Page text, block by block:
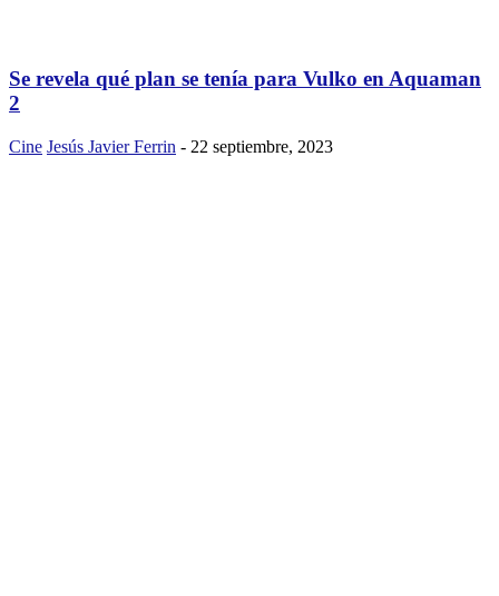
Se revela qué plan se tenía para Vulko en Aquaman
2
Cine Jesús Javier Ferrin - 22 septiembre, 2023